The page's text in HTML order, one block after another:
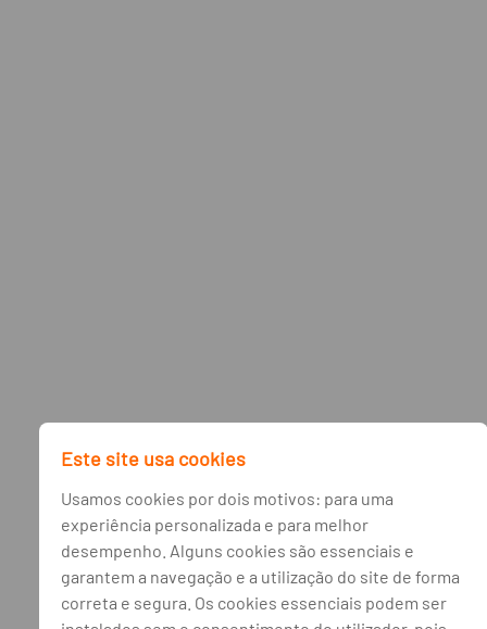
Este site usa cookies
Usamos cookies por dois motivos: para uma
experiência personalizada e para melhor
desempenho. Alguns cookies são essenciais e
garantem a navegação e a utilização do site de forma
correta e segura. Os cookies essenciais podem ser